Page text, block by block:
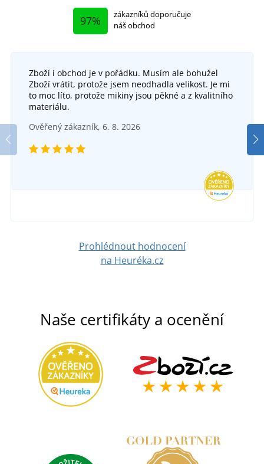
97%
zákazníků doporučuje
náš obchod
Zboží i obchod je v pořádku. Musím ale bohužel
Zboží vrátit, protože jsem neodhadla velikost. Je mi
to moc líto, protože mikiny jsou pěkné a z kvalitního
materiálu.
Ověřený zákazník, 6. 8. 2026
Prohlédnout hodnocení
na Heuréka.cz
Naše certifikáty a ocenění